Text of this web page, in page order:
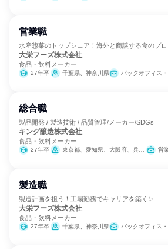
営業職
水産惣菜のトップシェア！海外と商談する食のプロ
大栄フーズ株式会社
食品・飲料メーカー
27年卒 千葉県、神奈川県 バックオフィス・事務・受付、経営/事業
総合職
製品開発 / 製造技術 / 品質管理/メーカー/SDGs
キング醸造株式会社
食品・飲料メーカー
27年卒 東京都、愛知県、大阪府、兵庫県 営
製造職
製造計画を担う！工場勤務でキャリアを築く✨
大栄フーズ株式会社
食品・飲料メーカー
27年卒 千葉県、神奈川県 バックオフィス・事務・受付、経営/事業